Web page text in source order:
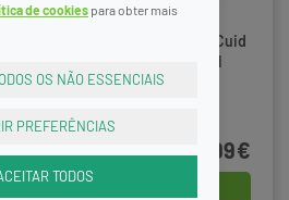
de cookies para obter mais
OS NÃO ESSENCIAIS
PREFERÊNCIAS
TODOS
Bexident Gengivas Cuid
Int Chx Gel Dent75Ml
9,99€